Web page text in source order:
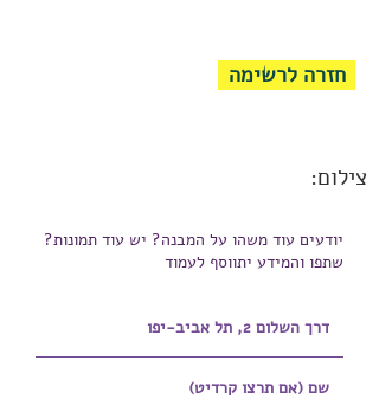
חזרה לרשימה
צילום:
יודעים עוד משהו על המבנה? יש עוד תמונות?
שתפו והמידע יתווסף לעמוד